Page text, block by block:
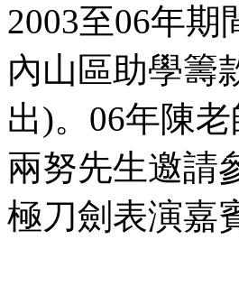
2003至06年
內山區助學籌
出)。06年陳
兩努先生邀請
極刀劍表演嘉